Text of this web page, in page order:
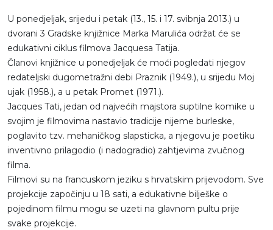
U ponedjeljak, srijedu i petak (13., 15. i 17. svibnja 2013.) u
dvorani 3 Gradske knjižnice Marka Marulića održat će se
edukativni ciklus filmova Jacquesa Tatija.
Članovi knjižnice u ponedjeljak će moći pogledati njegov
redateljski dugometražni debi Praznik (1949.), u srijedu Moj
ujak (1958.), a u petak Promet (1971.).
Jacques Tati, jedan od najvećih majstora suptilne komike u
svojim je filmovima nastavio tradicije nijeme burleske,
poglavito tzv. mehaničkog slapsticka, a njegovu je poetiku
inventivno prilagodio (i nadogradio) zahtjevima zvučnog
filma.
Filmovi su na francuskom jeziku s hrvatskim prijevodom. Sve
projekcije započinju u 18 sati, a edukativne bilješke o
pojedinom filmu mogu se uzeti na glavnom pultu prije
svake projekcije.